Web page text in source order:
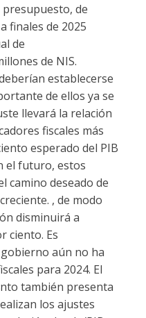
de
finales de 2025
de
de NIS.
establecerse
de ellos ya se
llevará la relación
fiscales más
esperado del PIB
el futuro, estos
camino deseado de
, de modo
disminuirá a
ciento. Es
aún no ha
para 2024. El
también presenta
los ajustes